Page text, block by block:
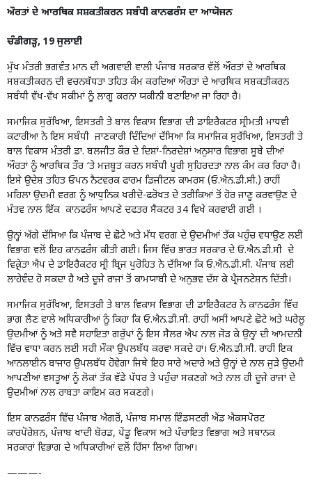
ਔਰਤਾਂ ਦੇ ਆਰਥਿਕ ਸਸ਼ਕਤੀਕਰਨ ਸਬੰਧੀ ਕਾਨਫਰੰਸ ਦਾ ਆਯੋਜਨ
ਚੰਡੀਗੜ੍ਹ, 19 ਜੁਲਾਈ
ਮੁੱਖ ਮੰਤਰੀ ਭਗਵੰਤ ਮਾਨ ਦੀ ਅਗਵਾਈ ਵਾਲੀ ਪੰਜਾਬ ਸਰਕਾਰ ਵੱਲੋਂ ਔਰਤਾਂ ਦੇ ਆਰਥਿਕ
ਸਸ਼ਕਤੀਕਰਨ ਦੀ ਵਚਨਬੱਧਤਾ ਤਹਿਤ ਕੰਮ ਕਰਦਿਆਂ ਔਰਤਾਂ ਦੇ ਆਰਥਿਕ ਸਸ਼ਕਤੀਕਰਨ
ਸਬੰਧੀ ਵੱਖ-ਵੱਖ ਸਕੀਮਾਂ ਨੂੰ ਲਾਗੂ ਕਰਨਾ ਯਕੀਨੀ ਬਣਾਇਆ ਜਾ ਰਿਹਾ ਹੈ।
ਸਮਾਜਿਕ ਸੁਰੱਖਿਆ, ਇਸਤਰੀ ਤੇ ਬਾਲ ਵਿਕਾਸ ਵਿਭਾਗ ਦੀ ਡਾਇਰੈਕਟਰ ਸ੍ਰੀਮਤੀ ਮਾਧਵੀ
ਕਟਾਰੀਆ ਨੇ ਇਸ ਸਬੰਧੀ ਜਾਣਕਾਰੀ ਦਿੰਦਿਆਂ ਦੱਸਿਆ ਕਿ ਸਮਾਜਿਕ ਸੁਰੱਖਿਆ, ਇਸਤਰੀ ਤੇ
ਬਾਲ ਵਿਕਾਸ ਮੰਤਰੀ ਡਾ. ਬਲਜੀਤ ਕੌਰ ਦੇ ਦਿਸ਼ਾਂ-ਨਿਰਦੇਸ਼ਾਂ ਅਨੁਸਾਰ ਵਿਭਾਗ ਸੂਬੇ ਦੀਆਂ
ਔਰਤਾਂ ਨੂੰ ਆਰਥਿਕ ਤੌਰ ‘ਤੇ ਮਜ਼ਬੂਤ ਕਰਨ ਸਬੰਧੀ ਪੂਰੀ ਸੁਹਿਰਦਤਾ ਨਾਲ ਕੰਮ ਕਰ ਰਿਹਾ ਹੈ।
ਇਸੇ ਉਦੇਸ਼ ਤਹਿਤ ਓਪਨ ਨੈਟਵਰਕ ਫਾਰਮ ਡਿਜੀਟਲ ਕਾਮਰਸ (ਓ.ਐਨ.ਡੀ.ਸੀ.) ਰਾਹੀਂ
ਮਹਿਲਾ ਉਦਮੀ ਵਰਗ ਨੂੰ ਆਧੁਨਿਕ ਖਰੀਦੋ-ਫਰੋਖਤ ਦੇ ਤਰੀਕਿਆਂ ਤੋਂ ਹੋਰ ਜਾਣੂ ਕਰਵਾਉਣ ਦੇ
ਮੰਤਵ ਨਾਲ ਇੱਕ ਕਾਨਫਰੰਸ ਆਪਣੇ ਦਫਤਰ ਸੈਕਟਰ 34 ਵਿਖੇ ਕਰਵਾਈ ਗਈ ।
ਉਨ੍ਹਾਂ ਅੱਗੇ ਦੱਸਿਆ ਕਿ ਪੰਜਾਬ ਦੇ ਛੋਟੇ ਅਤੇ ਮੱਧ ਵਰਗ ਦੇ ਉਦਮੀਆਂ ਤੱਕ ਪਹੁੰਚ ਵਧਾਉਣ ਲਈ
ਵਿਭਾਗ ਵਲੋਂ ਇਹ ਕਾਨਫਰੰਸ ਕੀਤੀ ਗਈ। ਜਿਸ ਵਿੱਚ ਭਾਰਤ ਸਰਕਾਰ ਦੇ ਓ.ਐਨ.ਡੀ.ਸੀ ਦੇ
ਵਿਕ੍ਰੇਤਾ ਐਪ ਦੇ ਡਾਇਰੈਕਟਰ ਸ੍ਰੀ ਬ੍ਰਿਜ ਪੁਰੋਹਿਤ ਨੇ ਦੱਸਿਆ ਕਿ ਓ.ਐਨ.ਡੀ.ਸੀ. ਪੰਜਾਬ ਲਈ
ਲਾਹੇਵੰਦ ਹੋ ਸਕਦਾ ਹੈ ਅਤੇ ਦੂਜੇ ਰਾਜਾਂ ਤੋਂ ਕਾਮਯਾਬੀ ਦੇ ਅਨੁਭਵ ਦੱਸ ਕੇ ਪ੍ਰੈਜਨਟੇਸ਼ਨ ਦਿੱਤੀ।
ਸਮਾਜਿਕ ਸੁਰੱਖਿਆ, ਇਸਤਰੀ ਤੇ ਬਾਲ ਵਿਕਾਸ ਵਿਭਾਗ ਦੀ ਡਾਇਰੈਕਟਰ ਨੇ ਕਾਨਫਰੰਸ ਵਿੱਚ
ਭਾਗ ਲੈਣ ਵਾਲੇ ਅਧਿਕਾਰੀਆਂ ਨੂੰ ਕਿਹਾ ਕਿ ਓ.ਐਨ.ਡੀ.ਸੀ. ਰਾਹੀਂ ਅਸੀਂ ਆਪਣੇ ਛੋਟੇ ਅਤੇ ਘਰੇਲੂ
ਉਦਮੀਆਂ ਨੂੰ ਅਤੇ ਸਵੈ ਸਹਾਇਤਾ ਗਰੁੱਪਾਂ ਨੂੰ ਇਸ ਸੈਲਰ ਐਪ ਨਾਲ ਜੋੜ ਕੇ ਉਨ੍ਹਾਂ ਦੀ ਆਮਦਨੀ
ਵਿੱਚ ਵਾਧਾ ਕਰਨ ਲਈ ਸਹੀ ਮੌਕਾ ਉਪਲਬੱਧ ਕਰਵਾ ਸਕਦੇ ਹਾਂ। ਓ.ਐਨ.ਡੀ.ਸੀ. ਰਾਹੀਂ ਇਕ
ਆਨਲਾਈਨ ਬਾਜਾਰ ਉਪਲਬੱਧ ਹੋਵੇਗਾ ਜਿਥੇ ਇਹ ਸਾਰੇ ਅਦਾਰੇ ਅਤੇ ਉਨ੍ਹਾਂ ਦੇ ਨਾਲ ਜੁੜੇ ਉਦਮੀ
ਆਪਣੀਆਂ ਵਸਤੂਆਂ ਨੂੰ ਲੋਕਾਂ ਤੱਕ ਵੱਡੇ ਪੱਧਰ ਤੇ ਪਹੁੰਚਾ ਸਕਣਗੇ ਅਤੇ ਨਾਲ ਹੀ ਦੂਜੇ ਰਾਜਾਂ ਦੇ
ਉਦਮੀਆਂ ਨਾਲ ਰਾਬਤਾ ਕਾਇਮ ਕਰ ਸਕਣਗੇ।
ਇਸ ਕਾਨਫਰੰਸ ਵਿੱਚ ਪੰਜਾਬ ਐਗਰੋਂ, ਪੰਜਾਬ ਸਮਾਲ ਇੰਡਸਟਰੀ ਐਂਡ ਐਕਸਪੋਰਟ
ਕਾਰਪੋਰੇਸ਼ਨ, ਪੰਜਾਬ ਖਾਦੀ ਬੋਰਡ, ਪੇਂਡੂ ਵਿਕਾਸ ਅਤੇ ਪੰਚਾਇਤ ਵਿਭਾਗ ਅਤੇ ਸਥਾਨਕ
ਸਰਕਾਰਾਂ ਵਿਭਾਗ ਦੇ ਅਧਿਕਾਰੀਆਂ ਵਲੋਂ ਹਿੱਸਾ ਲਿਆ ਗਿਆ।
———-